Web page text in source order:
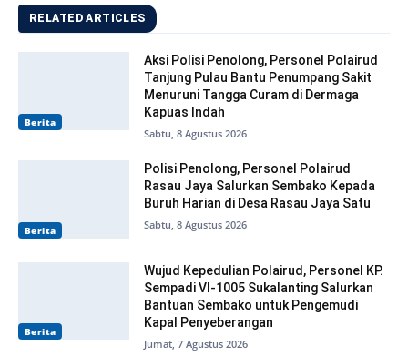
RELATED ARTICLES
Berita
Aksi Polisi Penolong, Personel Polairud
Tanjung Pulau Bantu Penumpang Sakit
Menuruni Tangga Curam di Dermaga
Kapuas Indah
Sabtu, 8 Agustus 2026
Berita
Polisi Penolong, Personel Polairud
Rasau Jaya Salurkan Sembako Kepada
Buruh Harian di Desa Rasau Jaya Satu
Sabtu, 8 Agustus 2026
Berita
Wujud Kepedulian Polairud, Personel KP.
Sempadi VI-1005 Sukalanting Salurkan
Bantuan Sembako untuk Pengemudi
Kapal Penyeberangan
Jumat, 7 Agustus 2026